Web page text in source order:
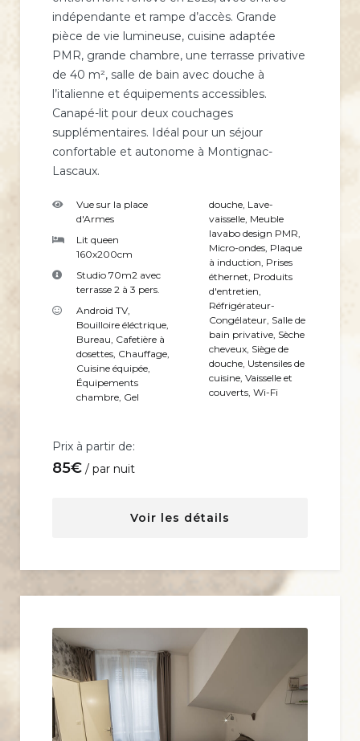
indépendante et rampe d’accès. Grande
pièce de vie lumineuse, cuisine adaptée
PMR, grande chambre, une terrasse privative
de 40 m², salle de bain avec douche à
l’italienne et équipements accessibles.
Canapé-lit pour deux couchages
supplémentaires. Idéal pour un séjour
confortable et autonome à Montignac-
Lascaux.
Vue sur la place
d'Armes
Lit queen
160x200cm
Studio 70m2 avec
terrasse 2 à 3 pers.
Android TV,
Bouilloire éléctrique
Bureau Cafetière à
dosettes Chauffage
Cuisine équipée
Équipements
chambre Gel
douche Lave-
vaisselle Meuble
lavabo design PMR
Micro-ondes Plaque
à induction Prises
éthernet Produits
d'entretien
Réfrigérateur-
Congélateur Salle de
bain privative Sèche
cheveux Siège de
douche Ustensiles de
cuisine Vaisselle et
couverts Wi-Fi
Prix à partir de:
85€ par nuit
Voir les détails